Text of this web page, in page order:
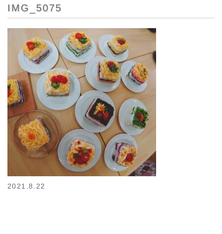
IMG_5075
2021.8.22